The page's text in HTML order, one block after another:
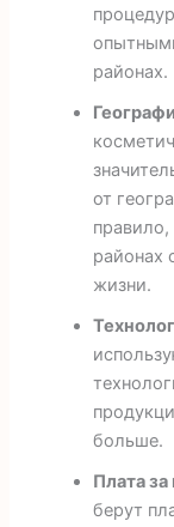
районах.
от
районах
жизни.
больше.
Плата
берут